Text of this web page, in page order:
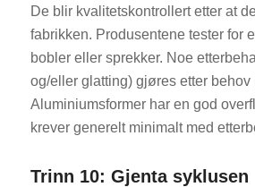
De blir kvalitetskontrollert etter at
fabrikken. Produsentene tester for
bobler eller sprekker. Noe
og/eller glatting) gjøres etter behov
Aluminiumsformer har en god
krever generelt minimalt med
Trinn 10: Gjenta syklusen